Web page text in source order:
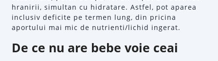
hranirii, simultan cu hidratare. Astfel, pot aparea
inclusiv deficite pe termen lung, din pricina
aportului mai mic de nutrienti/lichid ingerat.
De ce nu are bebe voie ceai